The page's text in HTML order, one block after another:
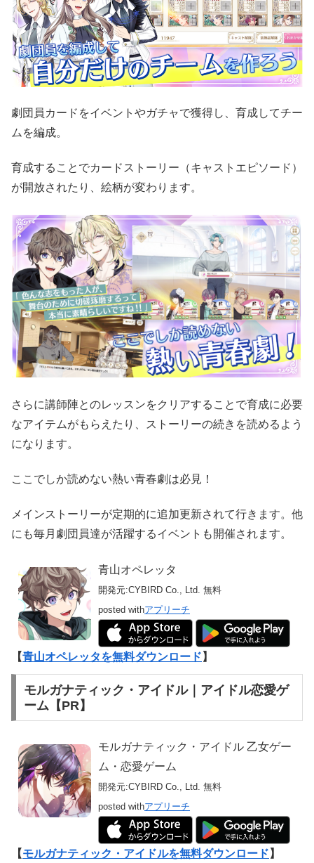
劇団員カードをイベントやガチャで獲得し、育成してチー
ムを編成。
育成することでカードストーリー（キャストエピソード）
が開放されたり、絵柄が変わります。
さらに講師陣とのレッスンをクリアすることで育成に必要
なアイテムがもらえたり、ストーリーの続きを読めるよう
になります。
ここでしか読めない熱い青春劇は必見！
メインストーリーが定期的に追加更新されて行きます。他
にも毎月劇団員達が活躍するイベントも開催されます。
青山オペレッタ
開発元:CYBIRD Co., Ltd. 無料
posted withアプリーチ
【青山オペレッタを無料ダウンロード 】
モルガナティック・アイドル｜アイドル恋愛ゲ
ーム【PR】
モルガナティック・アイドル 乙女ゲー
ム・恋愛ゲーム
開発元:CYBIRD Co., Ltd. 無料
posted withアプリーチ
【モルガナティック・アイドルを無料ダウンロード 】